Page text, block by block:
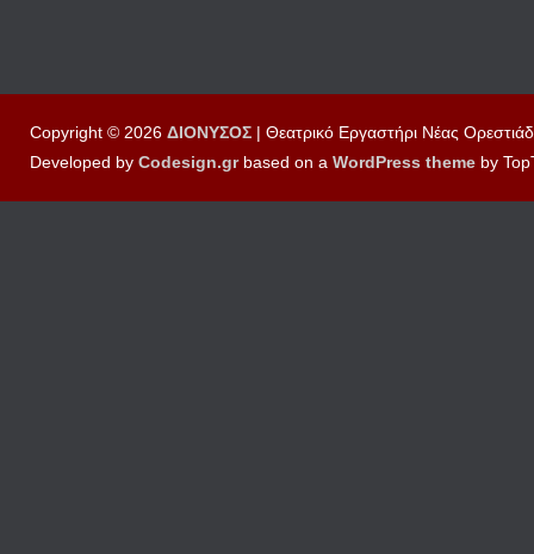
Copyright © 2026 ΔΙΟΝΥΣΟΣ | Θεατρικό Εργαστήρι Νέας
Developed by Codesign.grbased on a WordPress theme by